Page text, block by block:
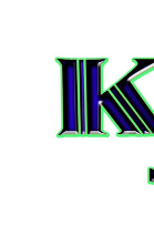
content